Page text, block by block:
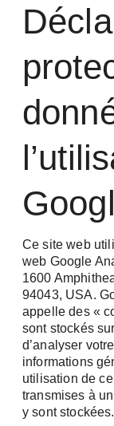
Ce site web
web Google
1600
94043, USA.
appelle des «
sont stockés
d’analyser
informations
utilisation de
transmises à
y sont stockées.
Rester
Mot de
S'inscrire
thèmes qui
Veuillez
newsletters :
produits,
Tech-
de
Prénom /
E-mail *